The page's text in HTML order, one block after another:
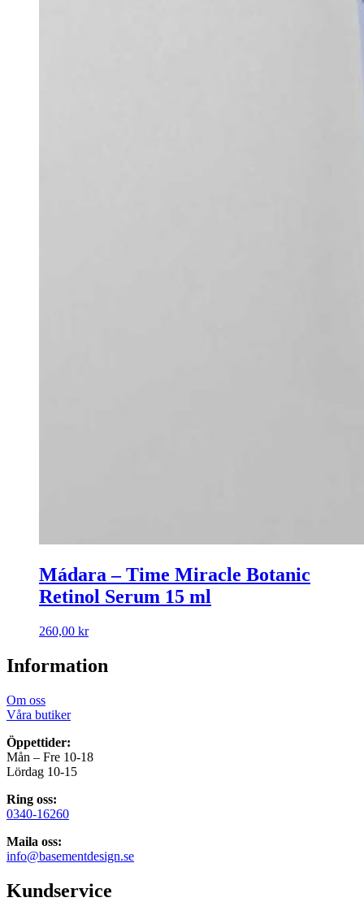
Mádara – Time Miracle Botanic
Retinol Serum 15 ml
260,00 kr
Information
Om oss
Våra butiker
Öppettider:
Mån – Fre 10-18
Lördag 10-15
Ring oss:
0340-16260
Maila oss:
info@basementdesign.se
Kundservice